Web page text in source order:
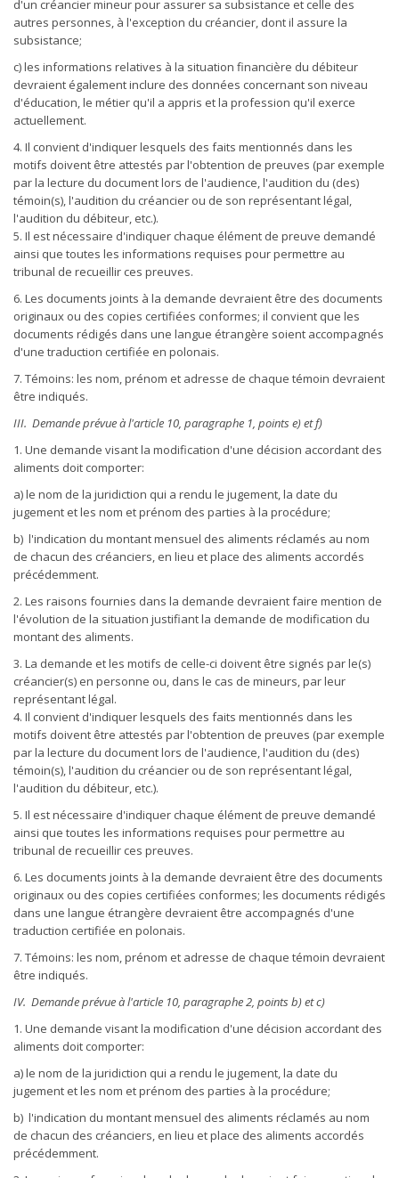
d'un créancier mineur pour assurer sa subsistance et celle des
autres personnes, à l'exception du créancier, dont il assure la
subsistance;
c) les informations relatives à la situation financière du débiteur
devraient également inclure des données concernant son niveau
d'éducation, le métier qu'il a appris et la profession qu'il exerce
actuellement.
4. Il convient d'indiquer lesquels des faits mentionnés dans les
motifs doivent être attestés par l'obtention de preuves (par exemple
par la lecture du document lors de l'audience, l'audition du (des)
témoin(s), l'audition du créancier ou de son représentant légal,
l'audition du débiteur, etc.).
5. Il est nécessaire d'indiquer chaque élément de preuve demandé
ainsi que toutes les informations requises pour permettre au
tribunal de recueillir ces preuves.
6. Les documents joints à la demande devraient être des documents
originaux ou des copies certifiées conformes; il convient que les
documents rédigés dans une langue étrangère soient accompagnés
d'une traduction certifiée en polonais.
7. Témoins: les nom, prénom et adresse de chaque témoin devraient
être indiqués.
III. Demande prévue à l'article 10, paragraphe 1, points e) et f)
1. Une demande visant la modification d'une décision accordant des
aliments doit comporter:
a) le nom de la juridiction qui a rendu le jugement, la date du
jugement et les nom et prénom des parties à la procédure;
b) l'indication du montant mensuel des aliments réclamés au nom
de chacun des créanciers, en lieu et place des aliments accordés
précédemment.
2. Les raisons fournies dans la demande devraient faire mention de
l'évolution de la situation justifiant la demande de modification du
montant des aliments.
3. La demande et les motifs de celle-ci doivent être signés par le(s)
créancier(s) en personne ou, dans le cas de mineurs, par leur
représentant légal.
4. Il convient d'indiquer lesquels des faits mentionnés dans les
motifs doivent être attestés par l'obtention de preuves (par exemple
par la lecture du document lors de l'audience, l'audition du (des)
témoin(s), l'audition du créancier ou de son représentant légal,
l'audition du débiteur, etc.).
5. Il est nécessaire d'indiquer chaque élément de preuve demandé
ainsi que toutes les informations requises pour permettre au
tribunal de recueillir ces preuves.
6. Les documents joints à la demande devraient être des documents
originaux ou des copies certifiées conformes; les documents rédigés
dans une langue étrangère devraient être accompagnés d'une
traduction certifiée en polonais.
7. Témoins: les nom, prénom et adresse de chaque témoin devraient
être indiqués.
IV. Demande prévue à l'article 10, paragraphe 2, points b) et c)
1. Une demande visant la modification d'une décision accordant des
aliments doit comporter:
a) le nom de la juridiction qui a rendu le jugement, la date du
jugement et les nom et prénom des parties à la procédure;
b) l'indication du montant mensuel des aliments réclamés au nom
de chacun des créanciers, en lieu et place des aliments accordés
précédemment.